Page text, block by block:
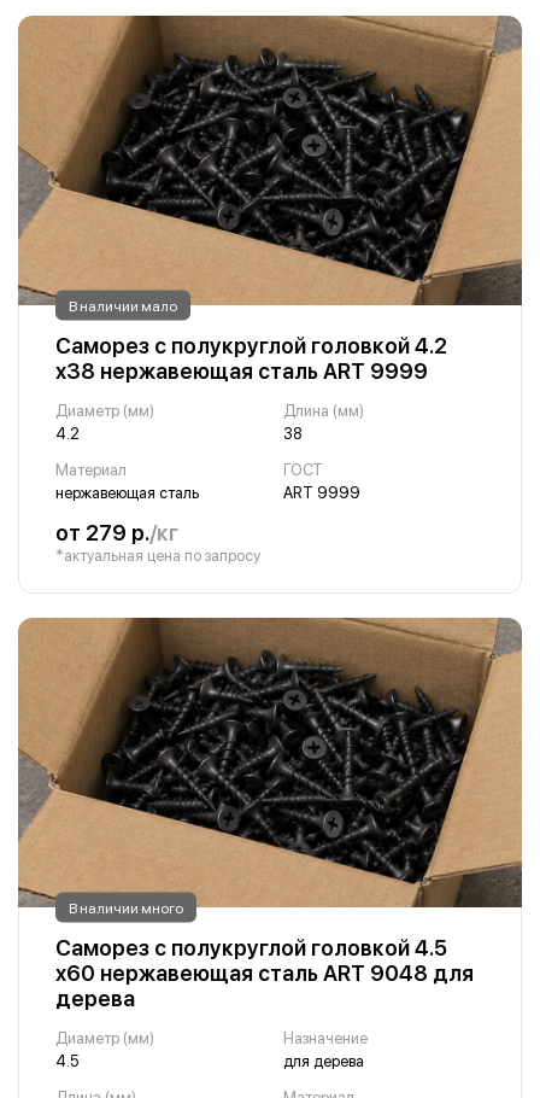
В наличии мало
Саморез с полукруглой головкой 4.2
х38 нержавеющая сталь ART 9999
Диаметр (мм)
4.2
Длина (мм)
38
Материал
нержавеющая сталь
ГОСТ
ART 9999
от 279 р./кг
*актуальная цена по запросу
В наличии много
Саморез с полукруглой головкой 4.5
х60 нержавеющая сталь ART 9048 для
дерева
Диаметр (мм)
4.5
Назначение
для дерева